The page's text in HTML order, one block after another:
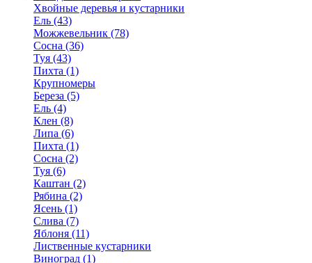
Хвойные деревья и кустарники
Ель (43)
Можжевельник (78)
Сосна (36)
Туя (43)
Пихта (1)
Крупномеры
Береза (5)
Ель (4)
Клен (8)
Липа (6)
Пихта (1)
Сосна (2)
Туя (6)
Каштан (2)
Рябина (2)
Ясень (1)
Слива (7)
Яблоня (11)
Лиственные кустарники
Виноград (1)